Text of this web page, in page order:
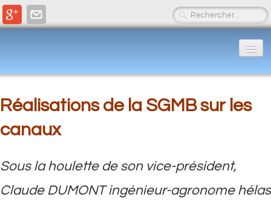
Accueil
Actualités▼
LES ROCHES
L'EAU
PRODUCTIONS SGMB ▼
Réalisations de la SGMB sur les
canaux
Sous la houlette de son vice-président,
Claude DUMONT ingénieur-agronome hélas